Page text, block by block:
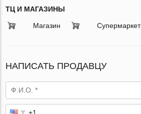
ТЦ И МАГАЗИНЫ
Магазин Супермаркет
НАПИСАТЬ ПРОДАВЦУ